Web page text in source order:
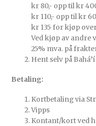
kr 80,- opp til kr
kr 110,- opp til kr
kr 135 for kjøp
Ved kjøp av andre
25% mva. på
Hent selv på
Betaling:
Kortbetaling via
Vipps
Kontant/kort ved